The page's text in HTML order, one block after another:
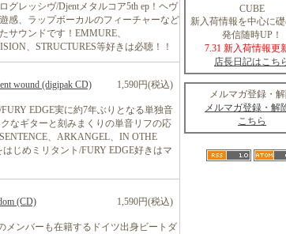
グレッシヴ/Djentメタルコア5th ep！ヘヴ
感、ラップボーカルのフィーチャーなど
サウンドです！EMMURE、
、STRUCTURES等好きは必聴！！
wound (digipak CD) 1,590円(税込)
EDGE実に約7年ぶりとなる単独音
なギターと刻みまくりの単音リフの応
、ARKANGEL、IN OTHE
じめミリタント/FURY EDGE好きはマ
(CD) 1,590円(税込)
メンバーも在籍するドイツ出身ビートダ
CUBE
新入荷情報を中心に
発信随時UP！
7.31 新入荷情報更
店長日記はこち
メルマガ登録・
メルマガ登録・解
こちら